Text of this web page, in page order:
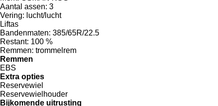
Aantal assen: 3
Vering: lucht/lucht
Liftas
Bandenmaten: 385/65R/22.5
Restant: 100 %
Remmen: trommelrem
Remmen
EBS
Extra opties
Reservewiel
Reservewielhouder
Bijkomende uitrusting